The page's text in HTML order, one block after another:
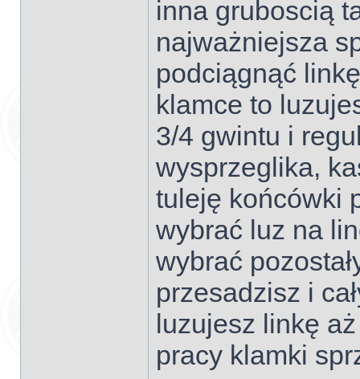
inna gruboscią
najważniejsza
podciągnąć
klamce to
3/4 gwintu i
wysprzeglika,
tuleję końcówki
wybrać luz na
wybrać
przesadzisz i
luzujesz linkę
pracy klamki